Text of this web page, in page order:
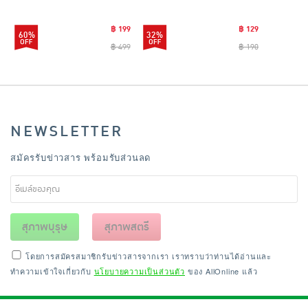
60%
฿ 199
฿ 499
32%
฿ 129
฿ 190
NEWSLETTER
สมัครรับข่าวสาร พร้อมรับส่วนลด
สุภาพบุรุษ สุภาพสตรี
โดยการสมัครสมาชิกรับข่าวสารจากเรา เราทราบว่าท่านได้อ่านและ
ทำความเข้าใจเกี่ยวกับ นโยบายความเป็นส่วนตัว ของ AllOnline แล้ว